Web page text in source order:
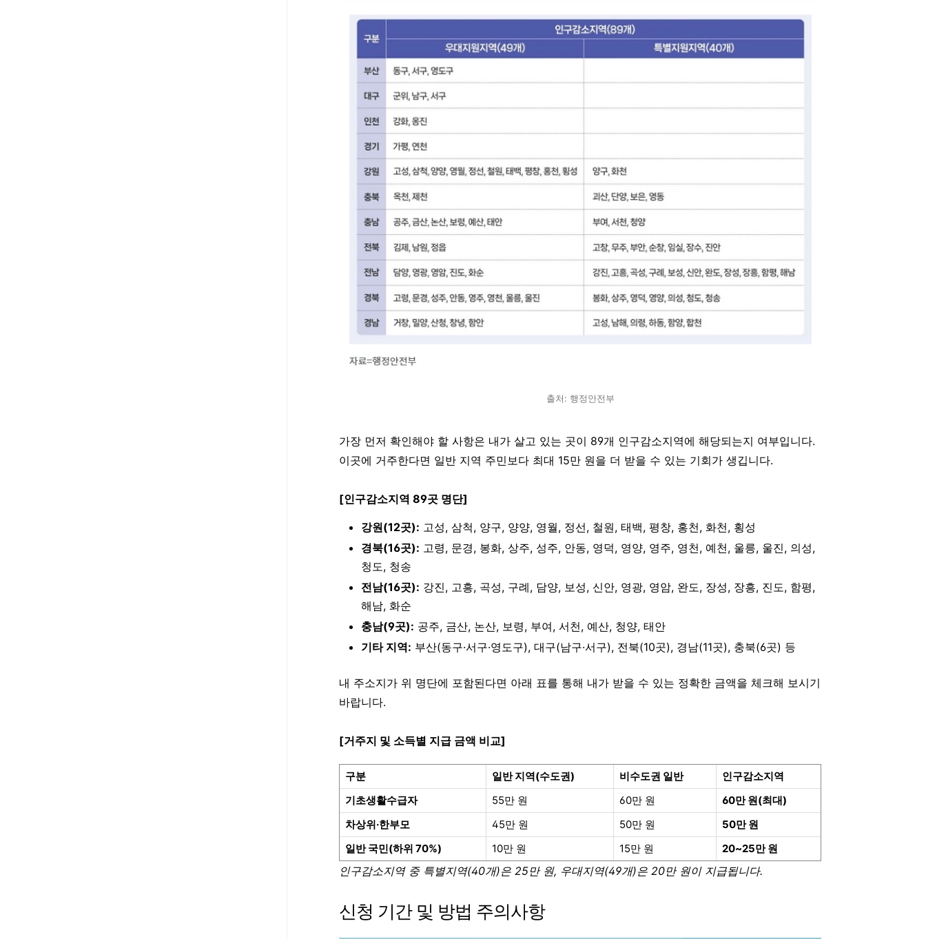
출처: 행정안전부
가장 먼저 확인해야 할 사항은 내가 살고 있는 곳이 89개 인구감소지역에 해당되는지 여부입니다.
이곳에 거주한다면 일반 지역 주민보다 최대 15만 원을 더 받을 수 있는 기회가 생깁니다.
[인구감소지역 89곳 명단]
강원(12곳): 고성, 삼척, 양구, 양양, 영월, 정선, 철원, 태백, 평창, 홍천, 화천, 횡성
경북(16곳): 고령, 문경, 봉화, 상주, 성주, 안동, 영덕, 영양, 영주, 영천, 예천, 울릉, 울진, 의성,
청도, 청송
전남(16곳): 강진, 고흥, 곡성, 구례, 담양, 보성, 신안, 영광, 영암, 완도, 장성, 장흥, 진도, 함평,
해남, 화순
충남(9곳): 공주, 금산, 논산, 보령, 부여, 서천, 예산, 청양, 태안
기타 지역: 부산(동구·서구·영도구), 대구(남구·서구), 전북(10곳), 경남(11곳), 충북(6곳) 등
내 주소지가 위 명단에 포함된다면 아래 표를 통해 내가 받을 수 있는 정확한 금액을 체크해 보시기
바랍니다.
[거주지 및 소득별 지급 금액 비교]
구분 일반 지역(수도권) 비수도권 일반
인구감소지역
기초생활수급자
55만 원 60만 원
60만 원(최대)
차상위·한부모
45만 원 50만 원
50만 원
일반 국민(하위 70%)
10만 원 15만 원 20~25만 원
인구감소지역 중 특별지역(40개)은 25만 원, 우대지역(49개)은 20만 원이 지급됩니다.
신청 기간 및 방법 주의사항